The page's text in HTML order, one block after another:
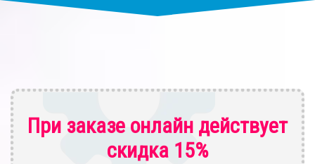
При заказе онлайн действует
скидка 15%